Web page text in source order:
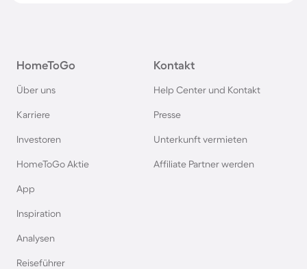
HomeToGo
Über uns
Karriere
Investoren
HomeToGo Aktie
App
Inspiration
Analysen
Reiseführer
Kontakt
Help Center und Kontakt
Presse
Unterkunft vermieten
Affiliate Partner werden